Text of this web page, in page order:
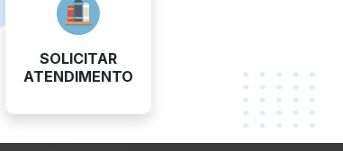
SOLICITAR
ATENDIMENTO